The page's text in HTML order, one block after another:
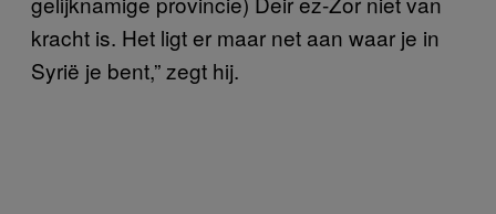
kracht is. Het ligt er maar net aan waar je in
Syrië je bent,” zegt hij.